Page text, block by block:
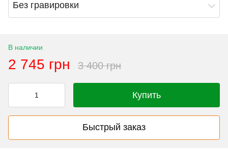
Без гравировки
В наличии
2 745 грн 3 400 грн
Купить
Быстрый заказ